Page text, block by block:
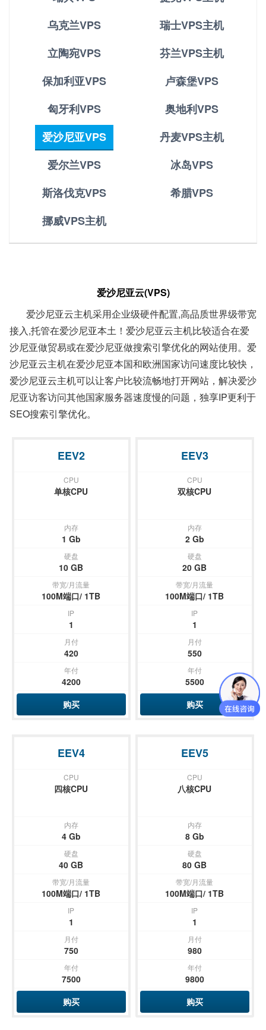
乌克兰VPS
瑞士VPS主机
立陶宛VPS
芬兰VPS主机
保加利亚VPS
卢森堡VPS
匈牙利VPS
奥地利VPS
爱沙尼亚VPS
丹麦VPS主机
爱尔兰VPS
冰岛VPS
斯洛伐克VPS
希腊VPS
挪威VPS主机
爱沙尼亚云(VPS)
爱沙尼亚云主机采用企业级硬件配置,高品质世界级带宽
接入,托管在爱沙尼亚本土！ 爱沙尼亚云主机比较适合在爱
沙尼亚做贸易或在爱沙尼亚做搜索引擎优化的网站使用。 爱
沙尼亚云主机在爱沙尼亚本国和欧洲国家访问速度比较快，
爱沙尼亚云主机可以让客户比较流畅地打开网站，解决爱沙
尼亚访客访问其他国家服务器速度慢的问题，独享IP更利于
SEO搜索引擎优化。
EEV2
CPU
单核CPU
内存
1 Gb
硬盘
10 GB
带宽/月流量
100M端口/ 1TB
IP
1
月付
420
年付
4200
购买
EEV3
CPU
双核CPU
内存
2 Gb
硬盘
20 GB
带宽/月流量
100M端口/ 1TB
IP
1
月付
550
年付
5500
购买
EEV4
CPU
四核CPU
内存
4 Gb
硬盘
40 GB
带宽/月流量
100M端口/ 1TB
IP
1
月付
750
年付
7500
购买
EEV5
CPU
八核CPU
内存
8 Gb
硬盘
80 GB
带宽/月流量
100M端口/ 1TB
IP
1
月付
980
年付
9800
购买